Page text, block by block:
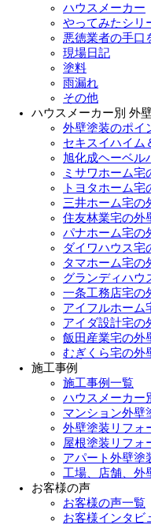
ハウスメーカー
やってみたシリ
悪徳業者の手口
現場日記
塗料
雨漏れ
その他
ハウスメーカー別 外
外壁塗装のポイ
セキスイハイム
旭化成ヘーベル
ミサワホーム宅
トヨタホーム宅
三井ホーム宅の
住友林業宅の外
パナホーム宅の
ダイワハウス宅
タマホーム宅の
グランディハウ
一条工務店宅の
アイフルホーム
アイダ設計宅の
飯田産業宅の外
むぎくら宅の外
施工事例
施工事例一覧
ハウスメーカー
マンション外壁
外壁塗装リフォ
屋根塗装リフォ
アパート外壁塗
工場、店舗、外
お客様の声
お客様の声一覧
お客様インタビ